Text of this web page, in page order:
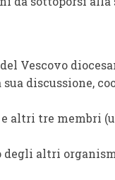
Vescovo
discussione,
altri tre membri
degli altri